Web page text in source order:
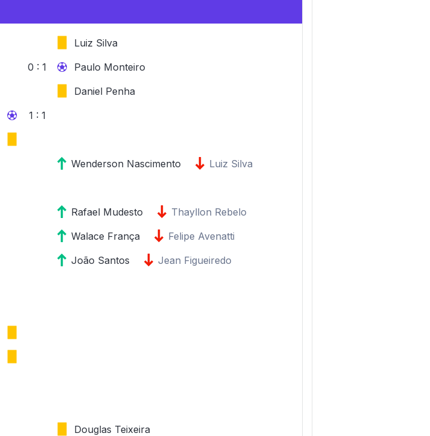
Luiz Silva
0 : 1
Paulo Monteiro
Daniel Penha
1 : 1
Wenderson Nascimento
Luiz Silva
Rafael Mudesto
Thayllon Rebelo
Walace França
Felipe Avenatti
João Santos
Jean Figueiredo
Douglas Teixeira